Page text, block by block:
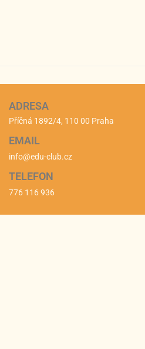
ADRESA
Příčná 1892/4, 110 00 Praha
EMAIL
info@edu-club.cz
TELEFON
776 116 936